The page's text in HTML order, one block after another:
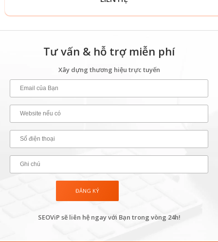
Tư vấn & hỗ trợ miễn phí
Xây dựng thương hiệu trực tuyến
SEOViP sẽ liên hệ ngay với Bạn trong vòng 24h!